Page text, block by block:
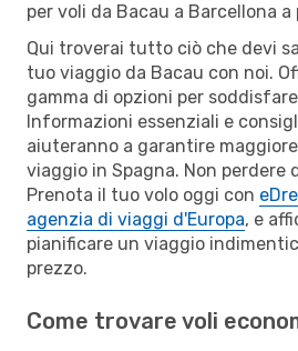
per voli da Bacau a Barcellona
Qui troverai tutto ciò che devi
tuo viaggio da Bacau con noi.
gamma di opzioni per
Informazioni essenziali e
aiuteranno a garantire
viaggio in Spagna. Non perdere
Prenota il tuo volo oggi con
agenzia di viaggi d'Europa, e
pianificare un viaggio
prezzo.
Come trovare voli